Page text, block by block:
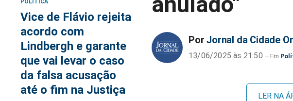
Vice de Flávio rejeita
acordo com
Lindbergh e garante
que vai levar o caso
da falsa acusação
até o fim na Justiça
Por Jornal da Cidade
13/06/2025 às 21:50
LER NA